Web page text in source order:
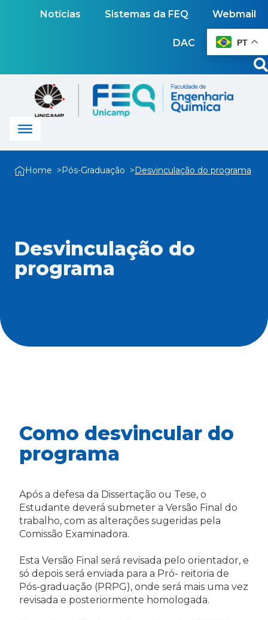
Notícias Sistemas da FEQ Webmail
DAC PT
Home Pós-Graduação Desvinculação do programa
Desvinculação do
programa
Como desvincular do
programa
Após a defesa da Dissertação ou Tese, o
Estudante deverá submeter a Versão Final do
trabalho, com as alterações sugeridas pela
Comissão Examinadora.
Esta Versão Final será revisada pelo orientador, e
só depois será enviada para a Pró- reitoria de
Pós-graduação (PRPG), onde será mais uma vez
revisada e posteriormente homologada.